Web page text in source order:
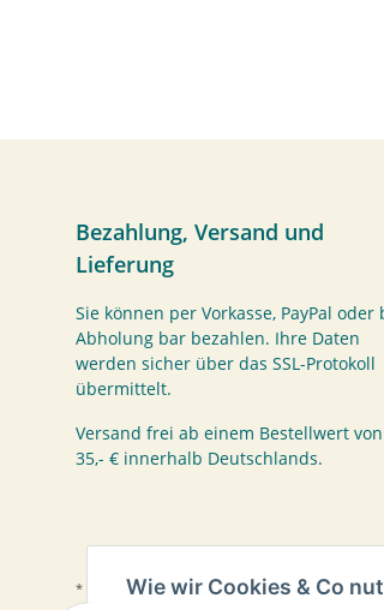
Bezahlung, Versand und
Lieferung
Sie können per Vorkasse, PayPal oder
Abholung bar bezahlen. Ihre Daten
werden sicher über das SSL-Protokoll
übermittelt.
Versand frei ab einem Bestellwert von
35,- € innerhalb Deutschlands.
* Alle Preise inkl. gesetzlicher USt., zzgl.Versand
Wie wir Cookies & Co